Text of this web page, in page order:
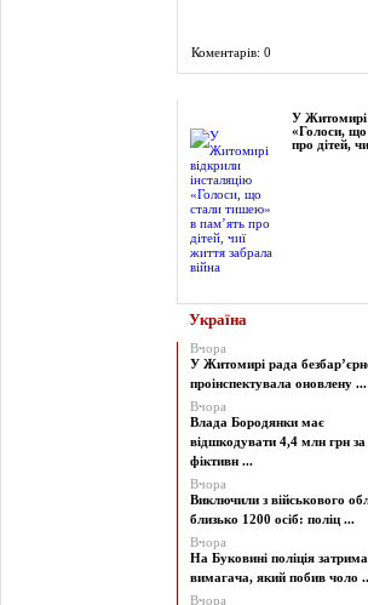
Коментарів: 0
У Житомирі
«Голоси,
про дітей,
Україна
Вчора
У Житомирі рада
проінспектувала оновлену ...
Вчора
Влада Бородянки має
відшкодувати 4,4 млн грн за
фіктивн ...
Вчора
Виключили з військового
близько 1200 осіб: поліц ...
Вчора
На Буковині поліція
вимагача, який побив чоло
Вчора